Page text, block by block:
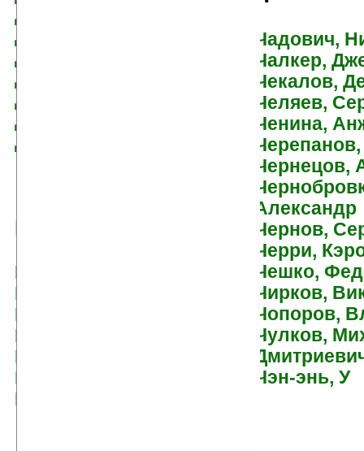
Другаль, Сергей
Дрюон, Морис
Дубинин, Георгий
Дубинянская, Яна
Дункан, Дэйв
Дуэйн, Диана
Дэвидсон, Аврам
Е
Егоров, Андрей
Елизаров, Михаил
Елисеева, Ольга
Елманов, Валерий
Енина, Татьяна
Ерпылев, Андрей
Еськов, Кирилл
Чадович,
Чалкер,
Чекалов,
Челяев,
Ченина,
Чернецов,
Александр
Чернов,
Черри,
Чешко,
Чирков,
Чопоров,
Чулков,
Чэн-энь, У